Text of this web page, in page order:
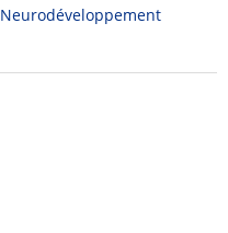
Neurodéveloppement